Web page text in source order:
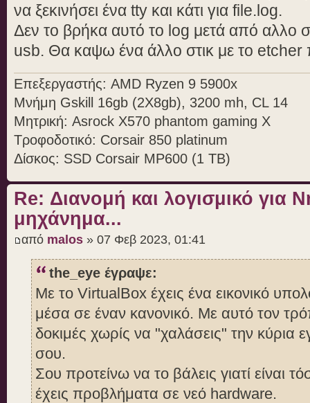
να ξεκινήσει ένα tty και κάτι για file.log.
Δεν το βρήκα αυτό το log μετά από αλλο
usb. Θα καψω ένα άλλο στικ με το etcher
Επεξεργαστής: AMD Ryzen 9 5900x
Μνήμη Gskill 16gb (2X8gb), 3200 mh, CL 14
Μητρική: Asrock X570 phantom gaming X
Τροφοδοτικό: Corsair 850 platinum
Δίσκος: SSD Corsair MP600 (1 TB)
Re: Διανομή και λογισμικό για
μηχάνημα...
από malos » 07 Φεβ 2023, 01:41
the_eye έγραψε:
Με το VirtualBox έχεις ένα εικονικό
μέσα σε έναν κανονικό. Με αυτό τον
δοκιμές χωρίς να "χαλάσεις" την κύρια
σου.
Σου προτείνω να το βάλεις γιατί είναι
έχεις προβλήματα σε νεό hardware.